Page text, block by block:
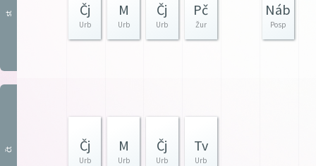
st Čj
Urb
M
Urb
Čj
Urb
Pč
Žur
Náb
Posp
čt Čj
Urb
M
Urb
Čj
Urb
Tv
Urb